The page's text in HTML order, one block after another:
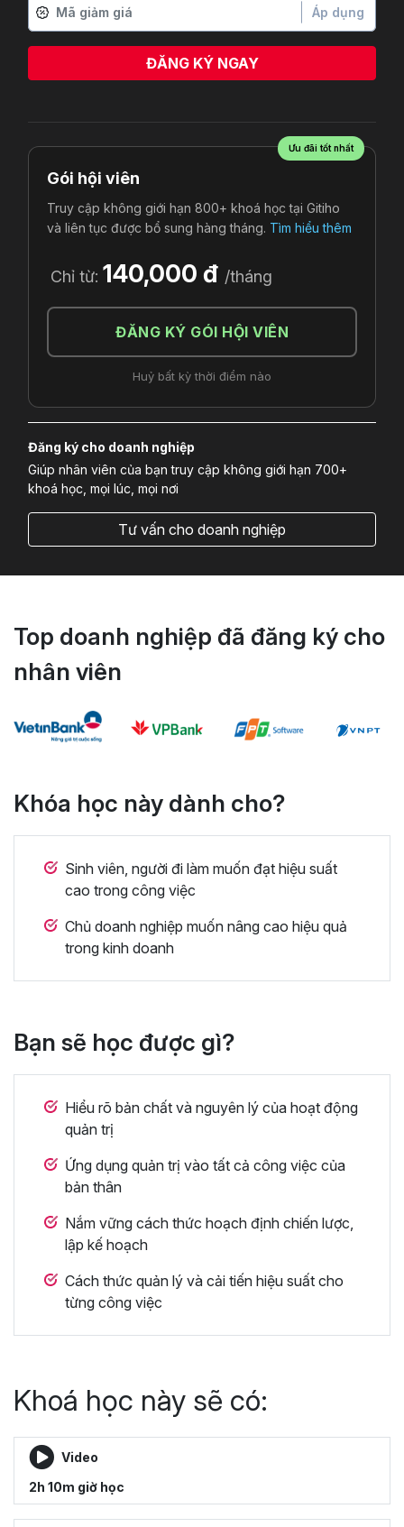
Áp dụng
ĐĂNG KÝ NGAY
Ưu đãi tốt nhất
Gói hội viên
Truy cập không giới hạn 800+ khoá học tại Gitiho
và liên tục được bổ sung hàng tháng. Tìm hiểu thêm
Chỉ từ: 140,000 đ /tháng
ĐĂNG KÝ GÓI HỘI VIÊN
Huỷ bất kỳ thời điểm nào
Đăng ký cho doanh nghiệp
Giúp nhân viên của bạn truy cập không giới hạn 700+
khoá học, mọi lúc, mọi nơi
Tư vấn cho doanh nghiệp
Top doanh nghiệp đã đăng ký cho
nhân viên
Khóa học này dành cho?
Sinh viên, người đi làm muốn đạt hiệu suất
cao trong công việc
Chủ doanh nghiệp muốn nâng cao hiệu quả
trong kinh doanh
Bạn sẽ học được gì?
Hiểu rõ bản chất và nguyên lý của hoạt động
quản trị
Ứng dụng quản trị vào tất cả công việc của
bản thân
Nắm vững cách thức hoạch định chiến lược,
lập kế hoạch
Cách thức quản lý và cải tiến hiệu suất cho
từng công việc
Khoá học này sẽ có:
Video
2h 10m giờ học